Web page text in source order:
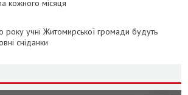
кожного місяця
року учні Житомирської громади будуть
сніданки